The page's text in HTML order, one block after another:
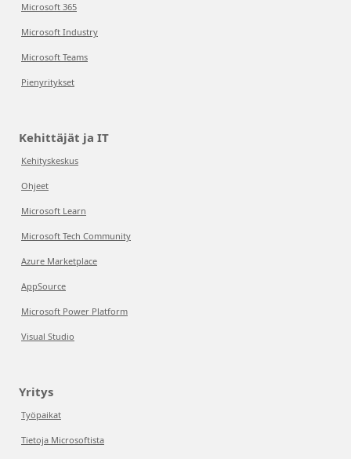
Microsoft 365
Microsoft Industry
Microsoft Teams
Pienyritykset
Kehittäjät ja IT
Kehityskeskus
Ohjeet
Microsoft Learn
Microsoft Tech Community
Azure Marketplace
AppSource
Microsoft Power Platform
Visual Studio
Yritys
Työpaikat
Tietoja Microsoftista